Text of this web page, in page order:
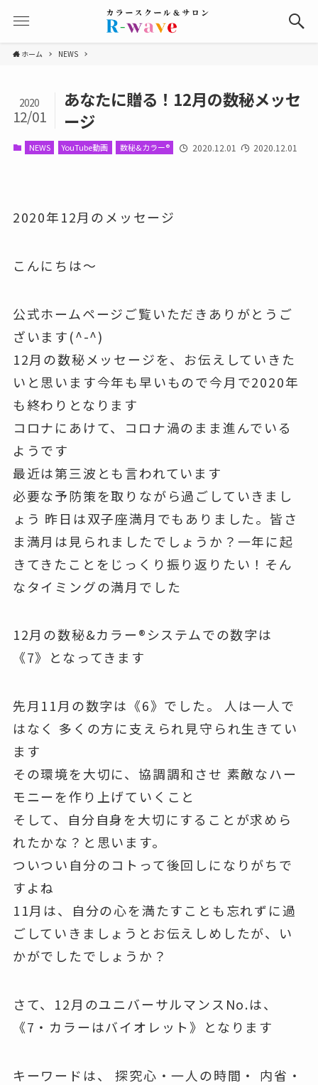
ホーム NEWS
あなたに贈る！12月の数秘メッセ
ージ
2020
12/01
NEWS YouTube動画 数秘&カラー® 2020.12.01 2020.12.01
2020年12月のメッセージ
こんにちは～
公式ホームページご覧いただきありがとうご
ざいます(^-^)
12月の数秘メッセージを、お伝えしていきた
いと思います今年も早いもので今月で2020年
も終わりとなります
コロナにあけて、コロナ渦のまま進んでいる
ようです
最近は第三波とも言われています
必要な予防策を取りながら過ごしていきまし
ょう 昨日は双子座満月でもありました。皆さ
ま満月は見られましたでしょうか？一年に起
きてきたことをじっくり振り返りたい！そん
なタイミングの満月でした
12月の数秘&カラー®️システムでの数字は
《7》となってきます
先月11月の数字は《6》でした。 人は一人で
はなく 多くの方に支えられ見守られ生きてい
ます
その環境を大切に、協調調和させ 素敵なハー
モニーを作り上げていくこと
そして、自分自身を大切にすることが求めら
れたかな？と思います。
ついつい自分のコトって後回しになりがちで
すよね
11月は、自分の心を満たすことも忘れずに過
ごしていきましょうとお伝えしめしたが、い
かがでしたでしょうか？
さて、12月のユニバーサルマンスNo.は、
《7・カラーはバイオレット》となります
キーワードは、 探究心・一人の時間・ 内省・